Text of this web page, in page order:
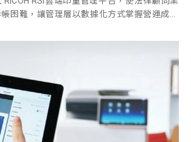
困難，讓管理層以數據化方式掌握營運成本